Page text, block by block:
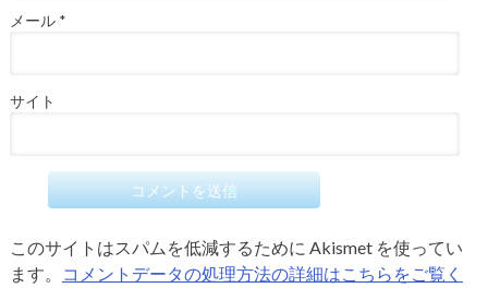
メール *
サイト
このサイトはスパムを低減するために Akismet を使ってい
ます。
コメントデータの処理方法の詳細はこちらをご覧く